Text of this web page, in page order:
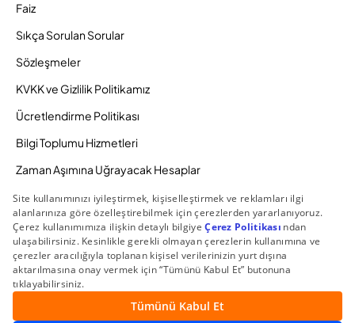
Faiz
Sıkça Sorulan Sorular
Sözleşmeler
KVKK ve Gizlilik Politikamız
Ücretlendirme Politikası
Bilgi Toplumu Hizmetleri
Zaman Aşımına Uğrayacak Hesaplar
Duyurular ve Kampanyalar
© 2026 Gedik Yatırım Menkul Değerler AŞ. Tüm Hakları